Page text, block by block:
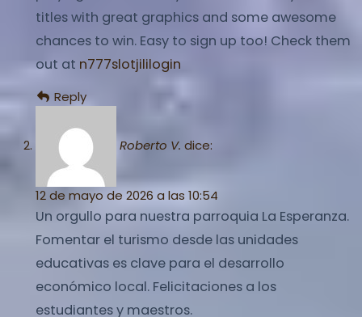
titles with great graphics and some awesome
chances to win. Easy to sign up too! Check them
out at n777slotjililogin
Reply
Roberto V. dice:
12 de mayo de 2026 a las 10:54
Un orgullo para nuestra parroquia La Esperanza.
Fomentar el turismo desde las unidades
educativas es clave para el desarrollo
económico local. Felicitaciones a los
estudiantes y maestros.